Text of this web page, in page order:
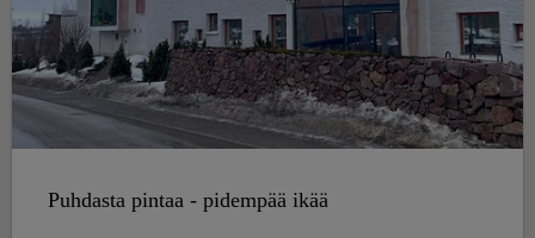
Puhdasta pintaa - pidempää ikää